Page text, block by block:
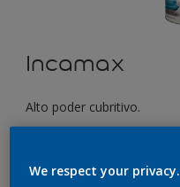
Incamax
Alto poder cubritivo.
We respect your privacy.